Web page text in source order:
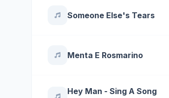
Someone Else's Tears
Menta E Rosmarino
Hey Man - Sing A Song